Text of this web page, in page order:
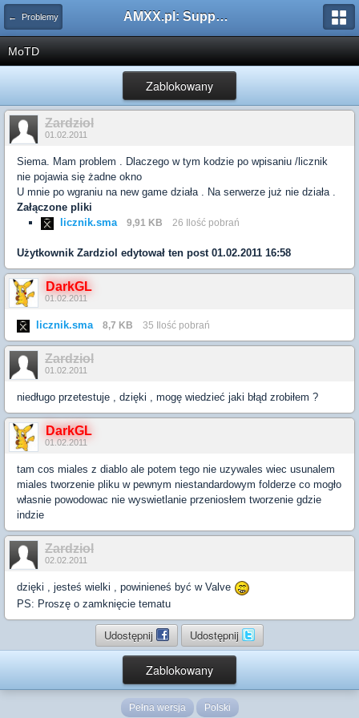
← Problemy AMXX.pl: Support AMX Mod X i SourceMod
MoTD
Zablokowany
Zardziol
01.02.2011
Siema. Mam problem . Dlaczego w tym kodzie po wpisaniu /licznik
nie pojawia się żadne okno
U mnie po wgraniu na new game działa . Na serwerze już nie działa .
Załączone pliki
licznik.sma
9,91 KB 26 Ilość pobrań
Użytkownik Zardziol edytował ten post 01.02.2011 16:58
DarkGL
01.02.2011
licznik.sma 8,7 KB 35 Ilość pobrań
Zardziol
01.02.2011
niedługo przetestuje , dzięki , mogę wiedzieć jaki błąd zrobiłem ?
DarkGL
01.02.2011
tam cos miales z diablo ale potem tego nie uzywales wiec usunalem
miales tworzenie pliku w pewnym niestandardowym folderze co mogło
własnie powodowac nie wyswietlanie przeniosłem tworzenie gdzie
indzie
Zardziol
02.02.2011
dzięki , jesteś wielki , powinieneś być w Valve
PS: Proszę o zamknięcie tematu
Udostępnij Udostępnij
Zablokowany
Pełna wersja Polski